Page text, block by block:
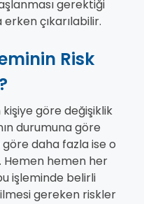
gerektiği
çıkarılabilir.
Risk
göre değişiklik
durumuna göre
daha fazla ise o
Hemen hemen her
işleminde belirli
gereken riskler